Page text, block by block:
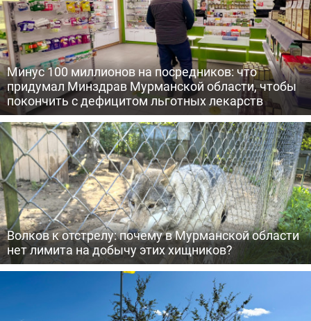
Минус 100 миллионов на посредников: что
придумал Минздрав Мурманской области, чтобы
покончить с дефицитом льготных лекарств
Волков к отстрелу: почему в Мурманской области
нет лимита на добычу этих хищников?